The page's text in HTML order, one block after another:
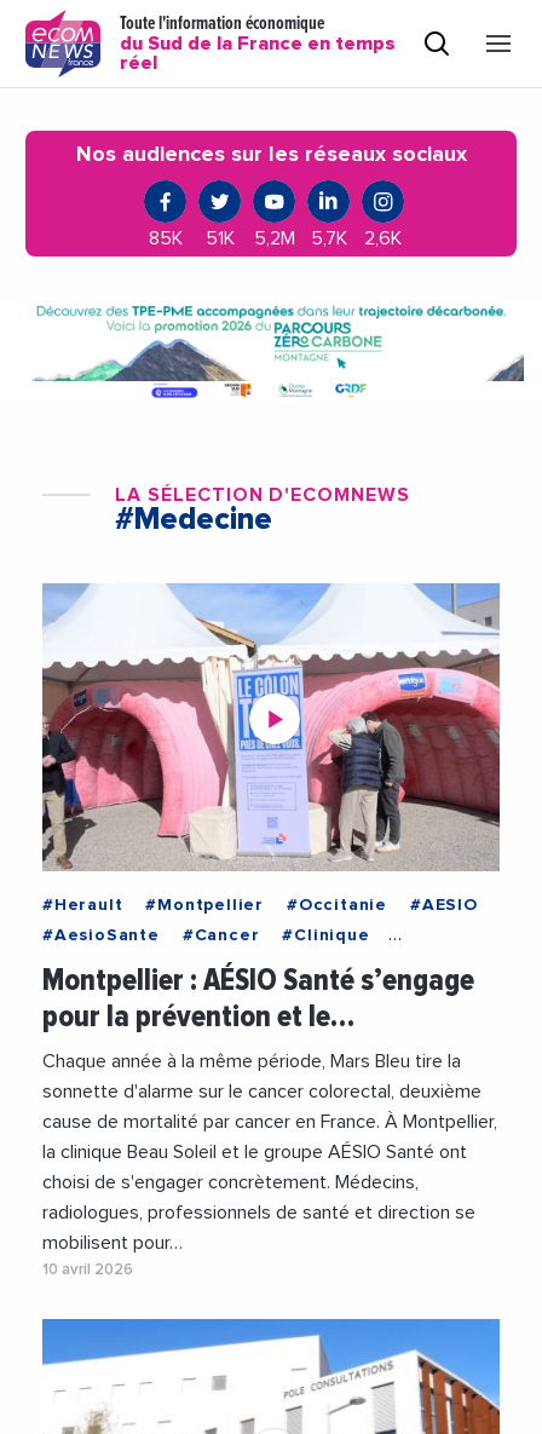
Toute l'information économique
du Sud de la France en temps
réel
Nos audiences sur les réseaux sociaux
85K 51K 5,2M 5,7K 2,6K
LA SÉLECTION D'ECOMNEWS
#Medecine
#Herault #Montpellier #Occitanie
#AESIO
#AesioSante
#Cancer
#Clinique
#JeanMarcGaffard
#Medecine
#Medecins
#Prevention
#PreventionSante
#Sante
#Videos
Montpellier : AÉSIO Santé s’engage
pour la prévention et le…
Chaque année à la même période, Mars Bleu tire la
sonnette d'alarme sur le cancer colorectal, deuxième
cause de mortalité par cancer en France. À Montpellier,
la clinique Beau Soleil et le groupe AÉSIO Santé ont
choisi de s'engager concrètement. Médecins,
radiologues, professionnels de santé et direction se
mobilisent pour…
10 avril 2026